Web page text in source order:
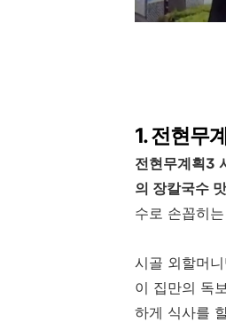
1. 전현무
전현무계획3
의 장칼국수
수로 손꼽히
시골 외할머
이 집만의 독
하게 식사를